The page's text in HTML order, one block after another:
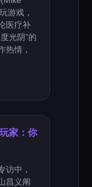
游戏，
医疗补
光阴”的
热情，
家：你
访中，
昌义阐